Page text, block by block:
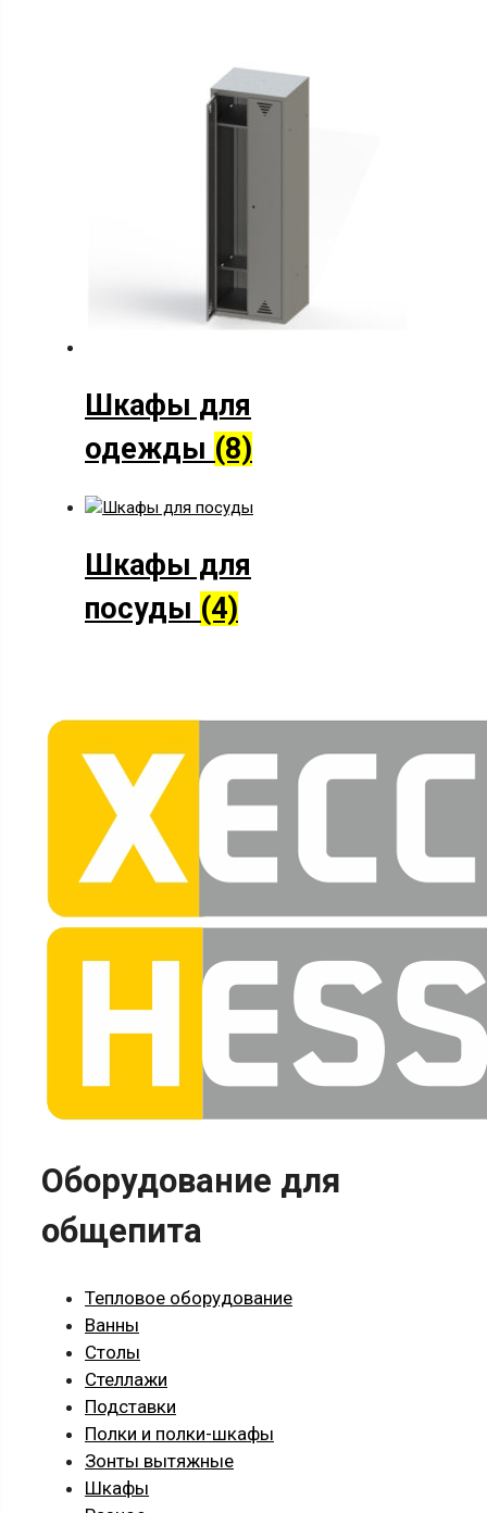
Шкафы для
одежды (8)
Шкафы для
посуды (4)
Оборудование для
общепита
Тепловое оборудование
Ванны
Столы
Стеллажи
Подставки
Полки и полки-шкафы
Зонты вытяжные
Шкафы